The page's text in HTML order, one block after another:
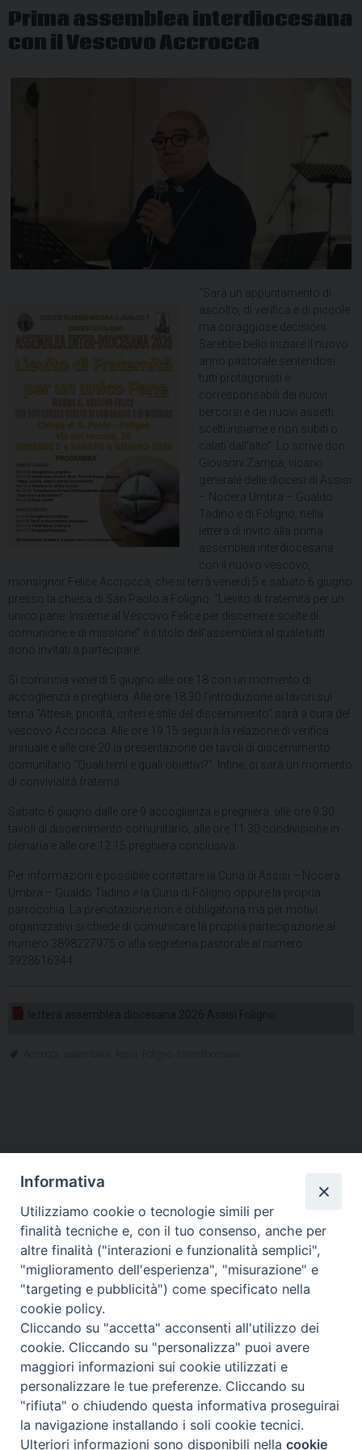
Prima assemblea interdiocesana
con il Vescovo Accrocca
“Sarà un appuntamento di
ascolto, di verifica e di piccole
ma coraggiose decisioni.
Sarebbe bello iniziare il nuovo
anno pastorale sentendosi
tutti protagonisti e
corresponsabili dei nuovi
percorsi e dei nuovi assetti
scelti insieme e non subiti o
calati dall’alto”. Lo scrive don
Giovanni Zampa, vicario
generale delle diocesi di Assisi
– Nocera Umbra – Gualdo
Tadino e di Foligno, nella
lettera di invito alla prima
assemblea interdiocesana
con il nuovo vescovo,
monsignor Felice Accrocca, che si terrà venerdì 5 e sabato 6 giugno
presso la chiesa di San Paolo a Foligno. “Lievito di fraternità per un
unico pane. Insieme al Vescovo Felice per discernere scelte di
comunione e di missione” è il titolo dell’assemblea al quale tutti
sono invitati a partecipare.
Si comincia venerdì 5 giugno alle ore 18 con un momento di
accoglienza e preghiera. Alle ore 18.30 l’introduzione ai lavori sul
tema “Attese, priorità, criteri e stile del discernimento” sarà a cura del
vescovo Accrocca. Alle ore 19.15 seguirà la relazione di verifica
annuale e alle ore 20 la presentazione dei tavoli di discernimento
comunitario “Quali temi e quali obiettivi?”. Infine, ci sarà un momento
di convivialità fraterna.
Sabato 6 giugno dalle ore 9 accoglienza e preghiera, alle ore 9.30
tavoli di discernimento comunitario, alle ore 11.30 condivisione in
plenaria e alle ore 12.15 preghiera conclusiva.
Per informazioni è possibile contattare la Curia di Assisi – Nocera
Umbra – Gualdo Tadino e la Curia di Foligno oppure la propria
parrocchia. La prenotazione non è obbligatoria ma per motivi
organizzativi si chiede di comunicare la propria partecipazione al
numero 3898227975 o alla segreteria pastorale al numero
3928616344.
Accrocca assemblea Assisi Foligno interdiocesana
HOME VESCOVO ORARI MESSE
CURIA VESCOVILE
TUTELA MINORI
UFFICI PASTORALI PERSONE
VITA CONSACRATA
DOCUMENTI
CONTATTI
Copyright © 2018 Diocesi di Foligno /Curia . Piazza Mons. Faloci 3 - 06034
tel. 0742 350473 fax 0742 349021 email: info@diocesidifoligno.it . pec:
diocesidifoligno@pec.it
Informativa
Utilizziamo cookie o tecnologie simili per
finalità tecniche e, con il tuo consenso, anche per
altre finalità ("interazioni e funzionalità semplici",
"miglioramento dell'esperienza", "misurazione" e
"targeting e pubblicità") come specificato nella
cookie policy.
Cliccando su "accetta" acconsenti all'utilizzo dei
cookie. Cliccando su "personalizza" puoi avere
maggiori informazioni sui cookie utilizzati e
personalizzare le tue preferenze. Cliccando su
"rifiuta" o chiudendo questa informativa proseguirai
la navigazione installando i soli cookie tecnici.
Ulteriori informazioni sono disponibili nellacookie